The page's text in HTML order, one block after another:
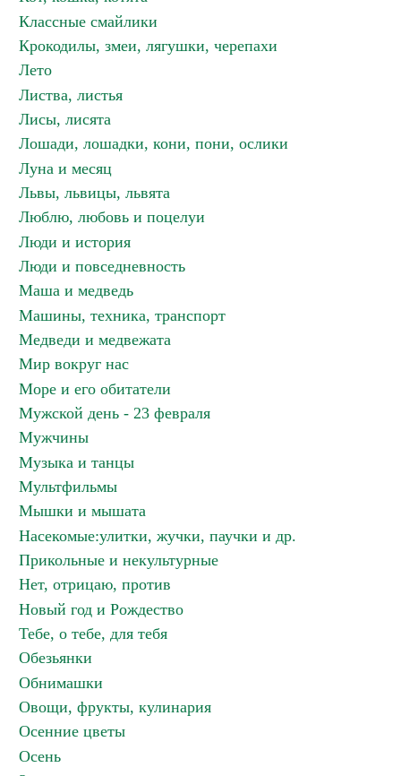
Классные смайлики
Крокодилы, змеи, лягушки, черепахи
Лето
Листва, листья
Лисы, лисята
Лошади, лошадки, кони, пони, ослики
Луна и месяц
Львы, львицы, львята
Люблю, любовь и поцелуи
Люди и история
Люди и повседневность
Маша и медведь
Машины, техника, транспорт
Медведи и медвежата
Мир вокруг нас
Море и его обитатели
Мужской день - 23 февраля
Мужчины
Музыка и танцы
Мультфильмы
Мышки и мышата
Насекомые:улитки, жучки, паучки и др.
Прикольные и некультурные
Нет, отрицаю, против
Новый год и Рождество
Тебе, о тебе, для тебя
Обезьянки
Обнимашки
Овощи, фрукты, кулинария
Осенние цветы
Осень